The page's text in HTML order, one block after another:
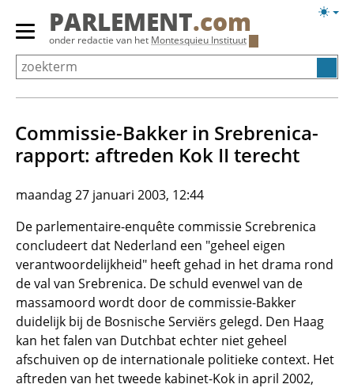
Overslaan
Primair
menu
tonen/verbergen
PARLEMENT.com
onder redactie van het Montesquieu Instituut
Commissie-Bakker in Srebrenica-
rapport: aftreden Kok II terecht
maandag 27 januari 2003, 12:44
De parlementaire-enquête commissie Screbrenica
concludeert dat Nederland een "geheel eigen
verantwoordelijkheid" heeft gehad in het drama rond
de val van Srebrenica. De schuld evenwel van de
massamoord wordt door de commissie-Bakker
duidelijk bij de Bosnische Serviërs gelegd. Den Haag
kan het falen van Dutchbat echter niet geheel
afschuiven op de internationale politieke context. Het
aftreden van het tweede kabinet-Kok in april 2002,